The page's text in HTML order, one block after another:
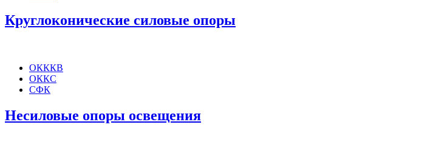
Круглоконические силовые опоры
ОКККВ
ОККС
СФК
Несиловые опоры освещения